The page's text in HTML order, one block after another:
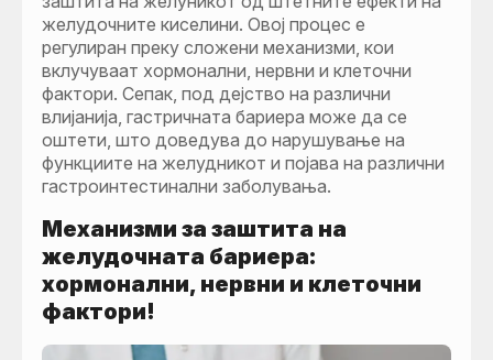
желудочните киселини. Овој процес е
регулиран преку сложени механизми, кои
вклучуваат хормонални, нервни и клеточни
фактори. Сепак, под дејство на различни
влијанија, гастричната бариера може да се
оштети, што доведува до нарушување на
функциите на желудникот и појава на различни
гастроинтестинални заболувања.
Механизми за заштита на
желудочната бариера:
хормонални, нервни и клеточни
фактори!